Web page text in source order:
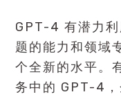
GPT-4 有潜力
题的能力和领域
个全新的水平。
务中的 GPT-4